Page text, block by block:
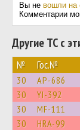
Вы не вошли на
Комментарии
Другие ТС с
№ Гос.№
30 AP-686
30 YI-392
30 MF-111
30 HRA-99